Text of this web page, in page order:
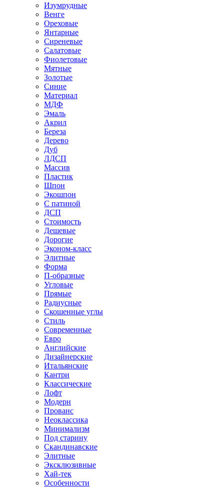
Изумрудные
Венге
Ореховые
Янтарные
Сиреневые
Салатовые
Фиолетовые
Мятные
Золотые
Синие
Материал
МДФ
Эмаль
Акрил
Береза
Дерево
Дуб
ЛДСП
Массив
Пластик
Шпон
Экошпон
С патиной
ДСП
Стоимость
Дешевые
Дорогие
Эконом-класс
Элитные
Форма
П-образные
Угловые
Прямые
Радиусные
Скошенные углы
Стиль
Современные
Евро
Английские
Дизайнерские
Итальянские
Кантри
Классические
Лофт
Модерн
Прованс
Неоклассика
Минимализм
Под старину
Скандинавские
Элитные
Эксклюзивные
Хай-тек
Особенности